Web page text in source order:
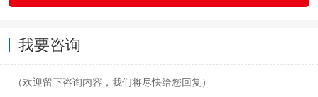
我要咨询
（欢迎留下咨询内容，我们将尽快给您回复）